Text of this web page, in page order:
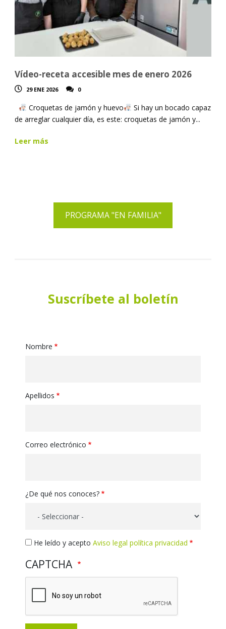
Vídeo-receta accesible mes de enero 2026
29 ENE 2026 0
Croquetas de jamón y huevo
Si hay un bocado capaz
de arreglar cualquier día, es este: croquetas de jamón y...
Leer más
PROGRAMA "EN FAMILIA"
Suscríbete al boletín